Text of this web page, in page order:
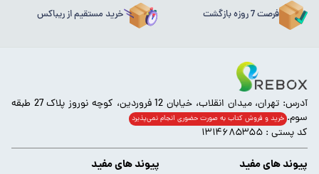
فرصت 7 روزه بازگشت خرید مستقیم از ریباکس
آدرس: تهران، میدان انقلاب، خیابان 12 فروردین، کوچه نوروز پلاک 27 طبقه
سوم. خرید و فروش کتاب به صورت حضوری انجام‌ نمی‌پذیرد
کد پستی : ۱۳۱۴۶۸۵۳۵۵
پیوند های مفید پیوند های مفید